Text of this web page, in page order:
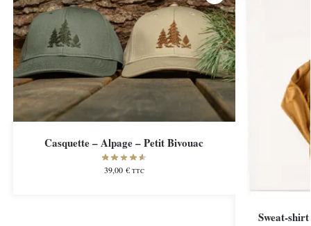
Casquette – Alpage – Petit Bivouac
39,00 € TTC
Sweat-